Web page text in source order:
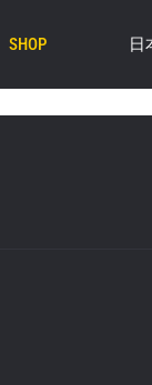
SHOP 日